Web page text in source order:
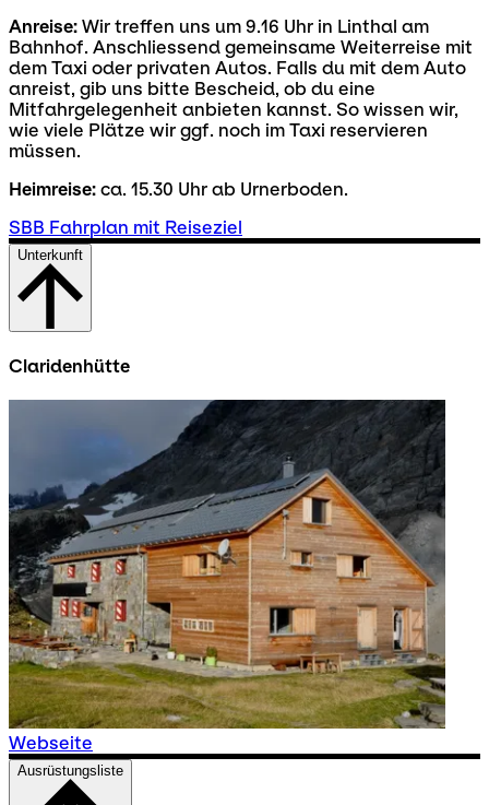
Anreise: Wir treffen uns um 9.16 Uhr in Linthal am
Bahnhof. Anschliessend gemeinsame Weiterreise mit
dem Taxi oder privaten Autos. Falls du mit dem Auto
anreist, gib uns bitte Bescheid, ob du eine
Mitfahrgelegenheit anbieten kannst. So wissen wir,
wie viele Plätze wir ggf. noch im Taxi reservieren
müssen.
Heimreise: ca. 15.30 Uhr ab Urnerboden.
SBB Fahrplan mit Reiseziel
Unterkunft
Claridenhütte
Webseite
Ausrüstungsliste